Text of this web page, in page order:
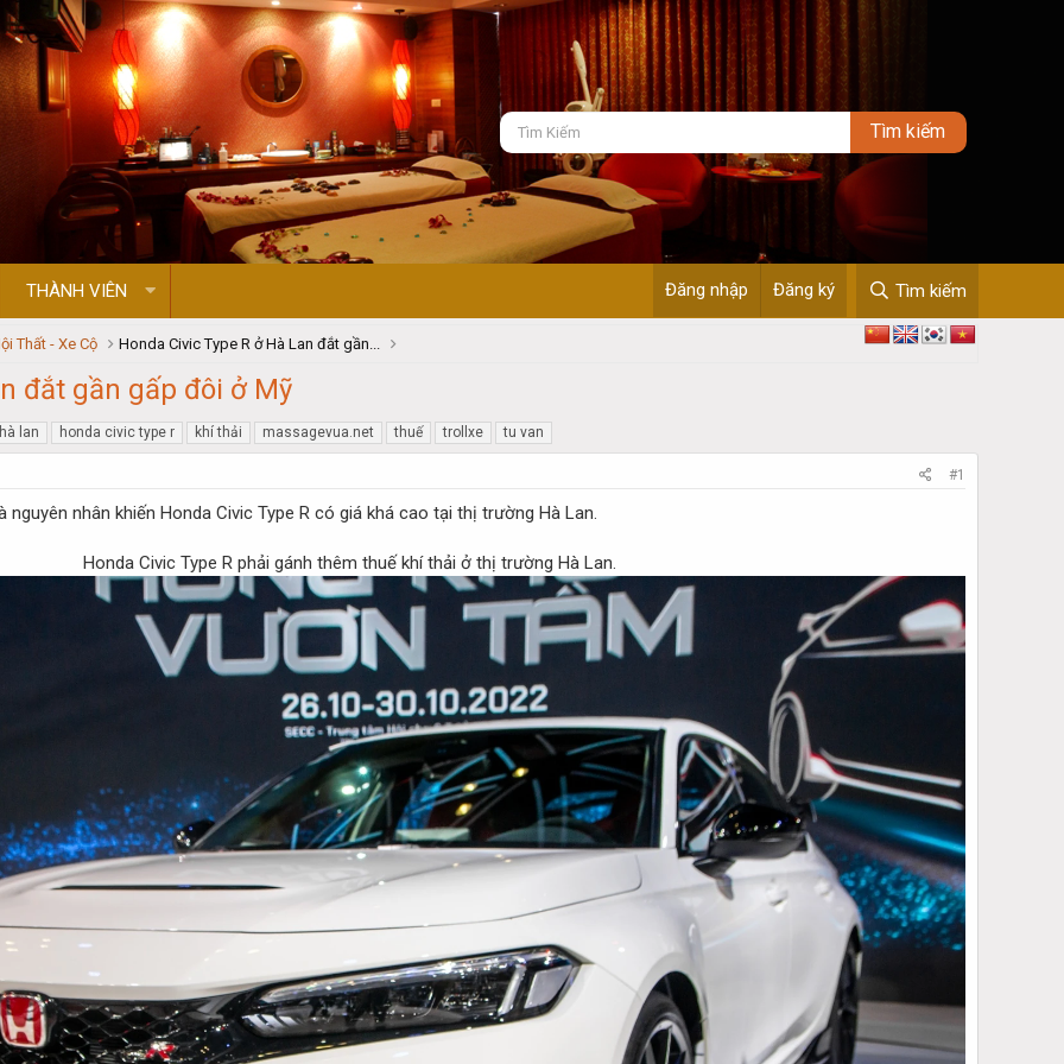
THÀNH VIÊN Đăng nhập Đăng ký Tìm kiếm
Thất - Xe Cộ Honda Civic Type R ở Hà Lan đắt gần...
đắt gần gấp đôi ở Mỹ
hà lan honda civic type r khí thải massagevua.net thuế trollxe tu van
#1
nguyên nhân khiến Honda Civic Type R có giá khá cao tại thị trường Hà Lan.
Honda Civic Type R phải gánh thêm thuế khí thải ở thị trường Hà Lan.